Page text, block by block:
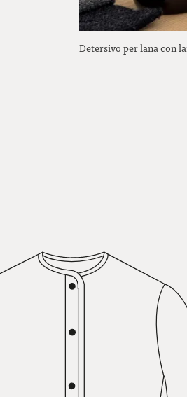
Detersivo per lana con